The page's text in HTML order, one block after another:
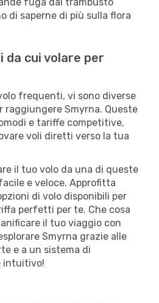
di saperne di più sulla flora
da cui volare per
frequenti, vi sono diverse
Smyrna. Queste
e tariffe competitive,
voli diretti verso la tua
il tuo volo da una di queste
e veloce. Approfitta
di volo disponibili per
perfetti per te. Che cosa
il tuo viaggio con
Smyrna grazie alle
e a un sistema di
intuitivo!